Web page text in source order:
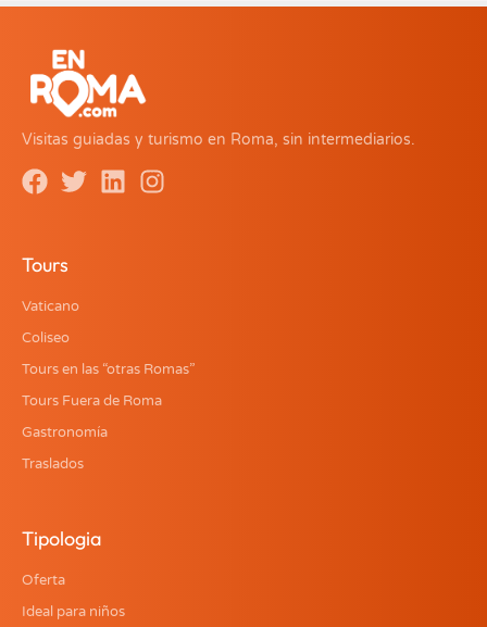
Visitas guiadas y turismo en Roma, sin intermediarios.
Tours
Vaticano
Coliseo
Tours en las “otras Romas”
Tours Fuera de Roma
Gastronomía
Traslados
Tipologia
Oferta
Ideal para niños